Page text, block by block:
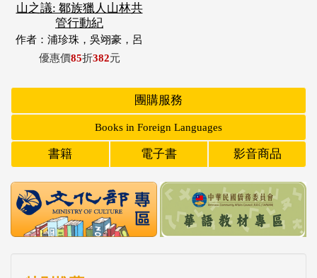
山之議: 鄒族獵人山林共
管行動紀
作者：浦珍珠，吳翊豪，呂
翊齊，張惠東，許玉青，王
優惠價85折382元
團購服務
Books in Foreign Languages
書籍 電子書 影音商品